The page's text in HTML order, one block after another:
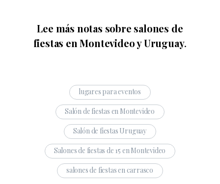
Lee más notas sobre salones de
fiestas en Montevideo y Uruguay.
lugares para eventos
Salón de fiestas en Montevideo
Salón de fiestas Uruguay
Salones de fiestas de 15 en Montevideo
salones de fiestas en carrasco